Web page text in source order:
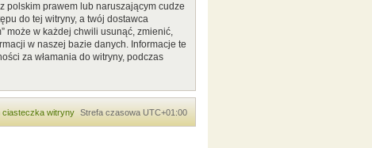
polskim prawem lub naruszającym cudze
do tej witryny, a twój dostawca
może w każdej chwili usunąć, zmienić,
w naszej bazie danych. Informacje te
za włamania do witryny, podczas
Strefa czasowa UTC+01:00
ciasteczka witryny